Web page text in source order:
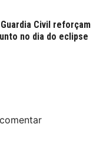
Civil reforçam
no dia do eclipse